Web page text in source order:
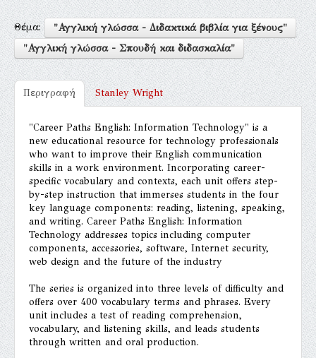
Θέμα:
"Αγγλική γλώσσα - Διδακτικά βιβλία για ξένους"
"Αγγλική γλώσσα - Σπουδή και διδασκαλία"
Περιγραφή Stanley Wright
"Career Paths English: Information Technology" is a
new educational resource for technology professionals
who want to improve their English communication
skills in a work environment. Incorporating career-
specific vocabulary and contexts, each unit offers step-
by-step instruction that immerses students in the four
key language components: reading, listening, speaking,
and writing. Career Paths English: Information
Technology addresses topics including computer
components, accessories, software, Internet security,
web design and the future of the industry
The series is organized into three levels of difficulty and
offers over 400 vocabulary terms and phrases. Every
unit includes a test of reading comprehension,
vocabulary, and listening skills, and leads students
through written and oral production.